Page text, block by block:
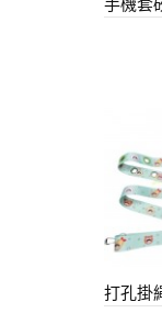
打孔掛